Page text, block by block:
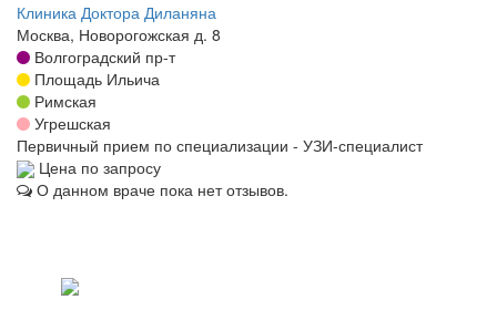
Клиника Доктора Диланяна
Москва, Новорогожская д. 8
Волгоградский пр-т
Площадь Ильича
Римская
Угрешская
Первичный прием по специализации - УЗИ-специалист
Цена по запросу
О данном враче пока нет отзывов.